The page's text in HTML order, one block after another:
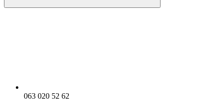
063 020 52 62